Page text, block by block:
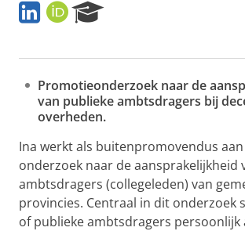
L
i
k
d
I
n
O
R
I
e
r
c
h
o
r
t
a
l
Promotieonderzoek naar de
van publieke ambtsdragers bij
overheden.
Ina werkt als buitenpromovendus
onderzoek naar de aansprakelijkheid
ambtsdragers (collegeleden) van
provincies. Centraal in dit onderzoek
of publieke ambtsdragers persoonlijk